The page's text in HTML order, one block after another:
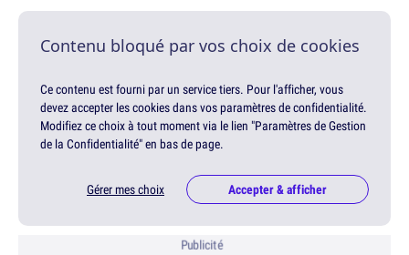
Contenu bloqué par vos choix de cookies
Ce contenu est fourni par un service tiers. Pour l'afficher, vous
devez accepter les cookies dans vos paramètres de confidentialité.
Modifiez ce choix à tout moment via le lien "Paramètres de Gestion
de la Confidentialité" en bas de page.
Gérer mes choix Accepter & afficher
Publicité